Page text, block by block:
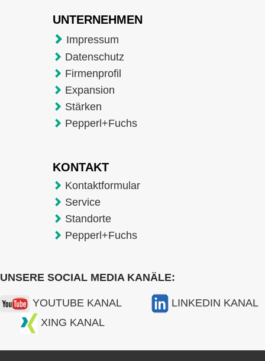
UNTERNEHMEN
Impressum
Datenschutz
Firmenprofil
Expansion
Stärken
Pepperl+Fuchs
KONTAKT
Kontaktformular
Service
Standorte
Pepperl+Fuchs
UNSERE SOCIAL MEDIA KANÄLE:
YOUTUBE KANAL
LINKEDIN KANAL
XING KANAL